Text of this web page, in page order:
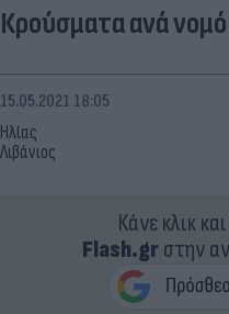
Κρούσματα ανά
Ηλίας
Λιβάνιος
15.05.2021 18:05
Κάνε κλικ
Flash.grστην